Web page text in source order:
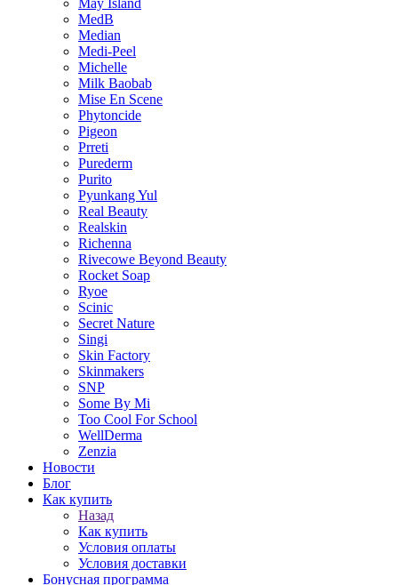
May Island
MedB
Median
Medi-Peel
Michelle
Milk Baobab
Mise En Scene
Phytoncide
Pigeon
Prreti
Purederm
Purito
Pyunkang Yul
Real Beauty
Realskin
Richenna
Rivecowe Beyond Beauty
Rocket Soap
Ryoe
Scinic
Secret Nature
Singi
Skin Factory
Skinmakers
SNP
Some By Mi
Too Cool For School
WellDerma
Zenzia
Новости
Блог
Как купить
Назад
Как купить
Условия оплаты
Условия доставки
Бонусная программа